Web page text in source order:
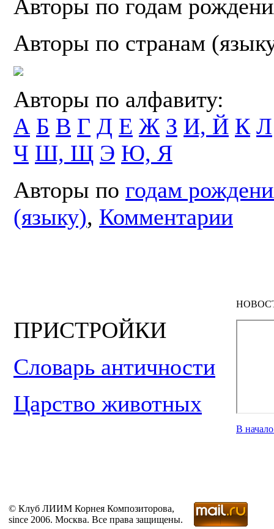
Авторы по годам
Авторы по странам
Авторы по алфавиту:
А Б В Г Д Е Ж З И, Й К Л
Ч Ш, Щ Э Ю, Я
Авторы по годам
(языку), Комментарии
ПРИСТРОЙКИ
Словарь античности
Царство животных
В
© Клуб ЛИИМ Корнея Композиторова,
since 2006. Москва. Все права защищены.